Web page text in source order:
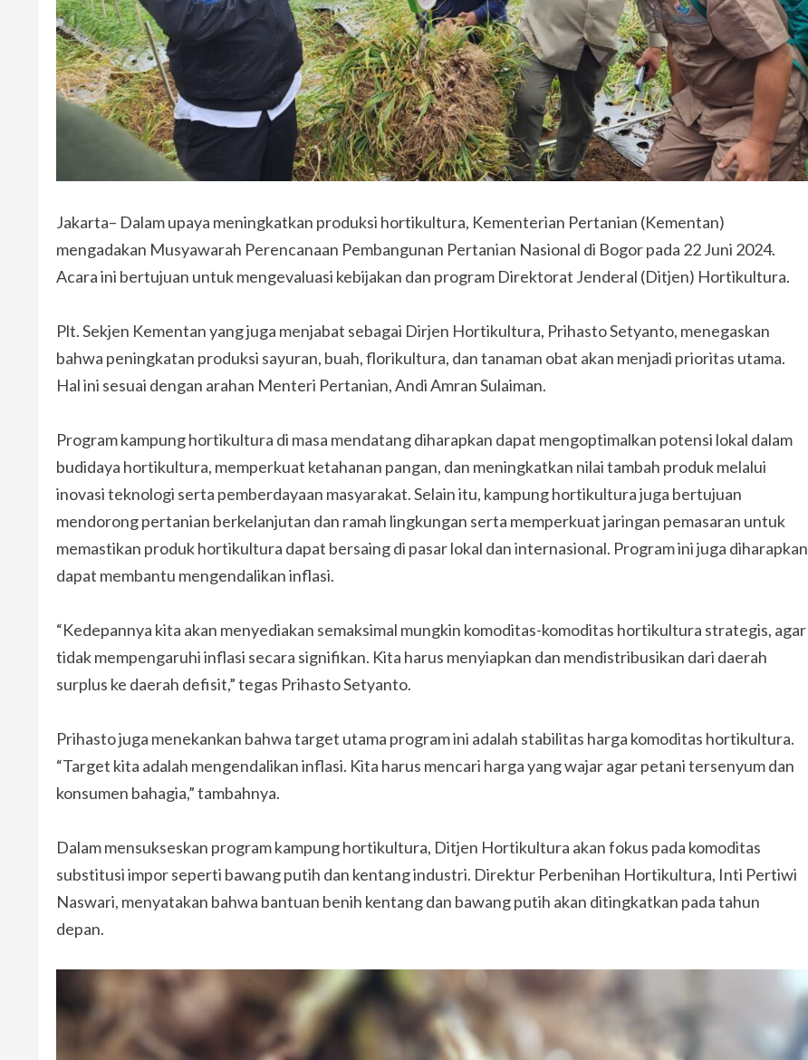
Jakarta– Dalam upaya meningkatkan produksi hortikultura, Kementerian Pertanian (Kementan)
mengadakan Musyawarah Perencanaan Pembangunan Pertanian Nasional di Bogor pada 22 Juni 2024.
Acara ini bertujuan untuk mengevaluasi kebijakan dan program Direktorat Jenderal (Ditjen) Hortikultura.
Plt. Sekjen Kementan yang juga menjabat sebagai Dirjen Hortikultura, Prihasto Setyanto, menegaskan
bahwa peningkatan produksi sayuran, buah, florikultura, dan tanaman obat akan menjadi prioritas utama.
Hal ini sesuai dengan arahan Menteri Pertanian, Andi Amran Sulaiman.
Program kampung hortikultura di masa mendatang diharapkan dapat mengoptimalkan potensi lokal dalam
budidaya hortikultura, memperkuat ketahanan pangan, dan meningkatkan nilai tambah produk melalui
inovasi teknologi serta pemberdayaan masyarakat. Selain itu, kampung hortikultura juga bertujuan
mendorong pertanian berkelanjutan dan ramah lingkungan serta memperkuat jaringan pemasaran untuk
memastikan produk hortikultura dapat bersaing di pasar lokal dan internasional. Program ini juga diharapkan
dapat membantu mengendalikan inflasi.
“Kedepannya kita akan menyediakan semaksimal mungkin komoditas-komoditas hortikultura strategis, agar
tidak mempengaruhi inflasi secara signifikan. Kita harus menyiapkan dan mendistribusikan dari daerah
surplus ke daerah defisit,” tegas Prihasto Setyanto.
Prihasto juga menekankan bahwa target utama program ini adalah stabilitas harga komoditas hortikultura.
“Target kita adalah mengendalikan inflasi. Kita harus mencari harga yang wajar agar petani tersenyum dan
konsumen bahagia,” tambahnya.
Dalam mensukseskan program kampung hortikultura, Ditjen Hortikultura akan fokus pada komoditas
substitusi impor seperti bawang putih dan kentang industri. Direktur Perbenihan Hortikultura, Inti Pertiwi
Naswari, menyatakan bahwa bantuan benih kentang dan bawang putih akan ditingkatkan pada tahun
depan.